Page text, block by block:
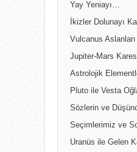
Yay Yeniayı…
İkizler Dolunayı
Vulcanus
Jupiter-Mars
Astrolojik
Pluto ile Vesta
Sözlerin ve
Seçimlerimiz ve
Uranüs ile Gelen